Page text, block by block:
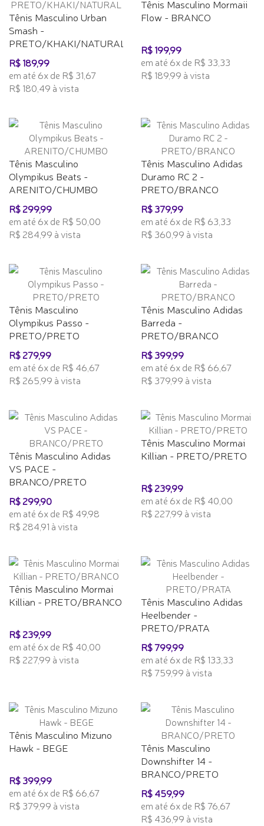
Tênis Masculino Urban
Smash -
PRETO/KHAKI/NATURAL
R$ 189,99
em até 6x de R$ 31,67
R$ 180,49 à vista
Tênis Masculino Mormaii
Flow - BRANCO
R$ 199,99
em até 6x de R$ 33,33
R$ 189,99 à vista
Tênis Masculino
Olympikus Beats -
ARENITO/CHUMBO
R$ 299,99
em até 6x de R$ 50,00
R$ 284,99 à vista
Tênis Masculino Adidas
Duramo RC 2 -
PRETO/BRANCO
R$ 379,99
em até 6x de R$ 63,33
R$ 360,99 à vista
Tênis Masculino
Olympikus Passo -
PRETO/PRETO
R$ 279,99
em até 6x de R$ 46,67
R$ 265,99 à vista
Tênis Masculino Adidas
Barreda -
PRETO/BRANCO
R$ 399,99
em até 6x de R$ 66,67
R$ 379,99 à vista
Tênis Masculino Adidas
VS PACE -
BRANCO/PRETO
R$ 299,90
em até 6x de R$ 49,98
R$ 284,91 à vista
Tênis Masculino Mormai
Killian - PRETO/PRETO
R$ 239,99
em até 6x de R$ 40,00
R$ 227,99 à vista
Tênis Masculino Mormai
Killian - PRETO/BRANCO
R$ 239,99
em até 6x de R$ 40,00
R$ 227,99 à vista
Tênis Masculino Adidas
Heelbender -
PRETO/PRATA
R$ 799,99
em até 6x de R$ 133,33
R$ 759,99 à vista
Tênis Masculino Mizuno
Hawk - BEGE
R$ 399,99
em até 6x de R$ 66,67
R$ 379,99 à vista
Tênis Masculino
Downshifter 14 -
BRANCO/PRETO
R$ 459,99
em até 6x de R$ 76,67
R$ 436,99 à vista